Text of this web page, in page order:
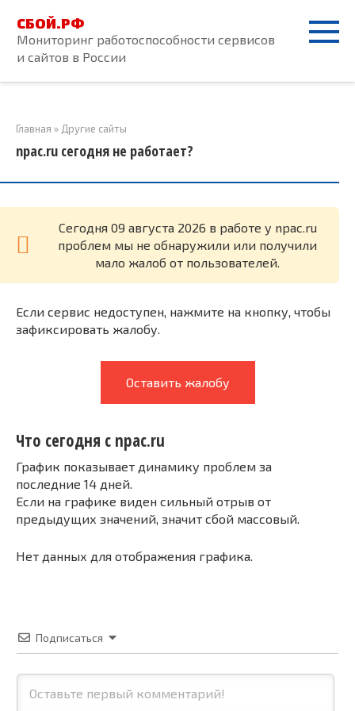
контенту
СБОЙ.РФ
Мониторинг работоспособности сервисов
и сайтов в России
Главная » Другие сайты
npac.ru сегодня не работает?
Cегодня 09 августа 2026 в работе у npac.ru
проблем мы не обнаружили или получили
мало жалоб от пользователей.
Если сервис недоступен, нажмите на кнопку, чтобы
зафиксировать жалобу.
Оставить жалобу
Что сегодня с npac.ru
График показывает динамику проблем за
последние 14 дней.
Если на графике виден сильный отрыв от
предыдущих значений, значит сбой массовый.
Нет данных для отображения графика.
Подписаться